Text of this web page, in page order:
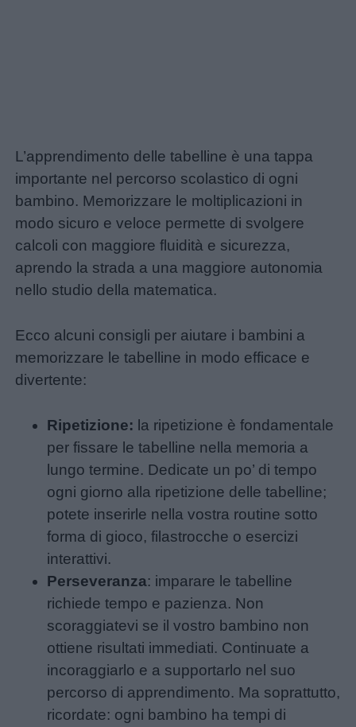
L’apprendimento delle tabelline è una tappa
importante nel percorso scolastico di ogni
bambino. Memorizzare le moltiplicazioni in
modo sicuro e veloce permette di svolgere
calcoli con maggiore fluidità e sicurezza,
aprendo la strada a una maggiore autonomia
nello studio della matematica.
Ecco alcuni consigli per aiutare i bambini a
memorizzare le tabelline in modo efficace e
divertente:
Ripetizione: la ripetizione è fondamentale
per fissare le tabelline nella memoria a
lungo termine. Dedicate un po’ di tempo
ogni giorno alla ripetizione delle tabelline;
potete inserirle nella vostra routine sotto
forma di gioco, filastrocche o esercizi
interattivi.
Perseveranza: imparare le tabelline
richiede tempo e pazienza. Non
scoraggiatevi se il vostro bambino non
ottiene risultati immediati. Continuate a
incoraggiarlo e a supportarlo nel suo
percorso di apprendimento. Ma soprattutto,
ricordate: ogni bambino ha tempi di